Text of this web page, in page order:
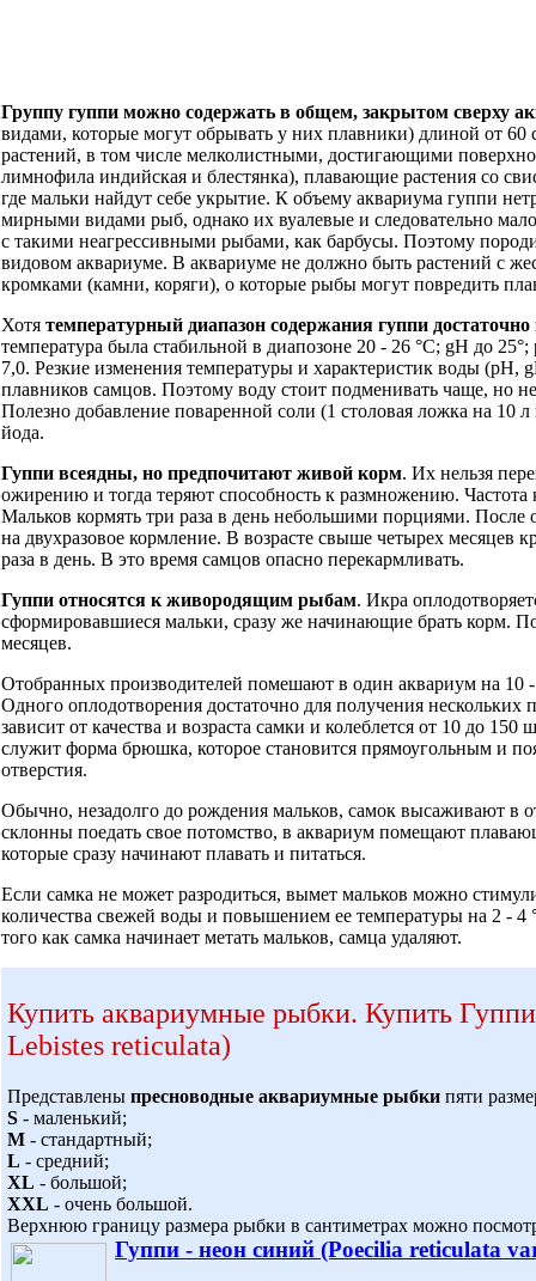
Группу гуппи можно содержать в общем, закрытом сверху
видами, которые могут обрывать у них плавники) длиной от 60
растений, в том числе мелколистными, достигающими
лимнофила индийская и блестянка), плавающие растения со
где мальки найдут себе укрытие. К объему аквариума гуппи
мирными видами рыб, однако их вуалевые и следовательно
с такими неагрессивными рыбами, как барбусы. Поэтому
видовом аквариуме. В аквариуме не должно быть растений с
кромками (камни, коряги), о которые рыбы могут повредить
Хотя температурный диапазон содержания гуппи
температура была стабильной в диапозоне 20 - 26 °С; gH до
7,0. Резкие изменения температуры и характеристик воды (рН,
плавников самцов. Поэтому воду стоит подменивать чаще, но
Полезно добавление поваренной соли (1 столовая ложка на 10
йода.
Гуппи всеядны, но предпочитают живой корм. Их нельзя
ожирению и тогда теряют способность к размножению. Частота
Мальков кормять три раза в день небольшими порциями. После
на двухразовое кормление. В возрасте свыше четырех месяцев
раза в день. В это время самцов опасно перекармливать.
Гуппи относятся к живородящим рыбам. Икра
сформировавшиеся мальки, сразу же начинающие брать корм.
месяцев.
Отобранных производителей помешают в один аквариум на 10 -
Одного оплодотворения достаточно для получения нескольких
зависит от качества и возраста самки и колеблется от 10 до
служит форма брюшка, которое становится прямоугольным и
отверстия.
Обычно, незадолго до рождения мальков, самок высаживают в
склонны поедать свое потомство, в аквариум помещают
которые сразу начинают плавать и питаться.
Если самка не может разродиться, вымет мальков можно
количества свежей воды и повышением ее температуры на 2 -
того как самка начинает метать мальков, самца удаляют.
Купить аквариумные рыбки. Купить
Lebistes reticulata)
Представлены пресноводные аквариумные рыбки пяти
S - маленький;
M - стандартный;
L - средний;
XL - большой;
XXL - очень большой.
Верхнюю границу размера рыбки в сантиметрах можно
Гуппи - неон синий (Poecilia reticulata